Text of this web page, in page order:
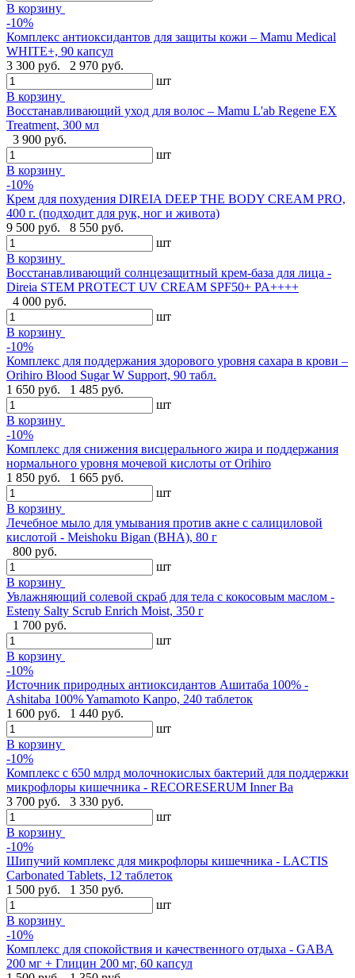
В корзину
-10%
Комплекс антиоксидантов для защиты кожи – Mamu Medical
WHITE+, 90 капсул
3 300 руб.
2 970 руб.
шт
В корзину
Восстанавливающий уход для волос – Mamu L'ab Regene EX
Treatment, 300 мл
3 900 руб.
шт
В корзину
-10%
Крем для похудения DIREIA DEEP THE BODY CREAM PRO,
400 г. (подходит для рук, ног и живота)
9 500 руб.
8 550 руб.
шт
В корзину
Восстанавливающий солнцезащитный крем-база для лица -
Direia STEM PROTECT UV CREAM SPF50+ PA++++
4 000 руб.
шт
В корзину
-10%
Комплекс для поддержания здорового уровня сахара в крови –
Orihiro Blood Sugar W Support, 90 табл.
1 650 руб.
1 485 руб.
шт
В корзину
-10%
Комплекс для снижения висцерального жира и поддержания
нормального уровня мочевой кислоты от Orihiro
1 850 руб.
1 665 руб.
шт
В корзину
Лечебное мыло для умывания против акне с салициловой
кислотой - Meishoku Bigan (BHA), 80 г
800 руб.
шт
В корзину
Увлажняющий солевой скраб для тела с кокосовым маслом -
Esteny Salty Scrub Enrich Moist, 350 г
1 700 руб.
шт
В корзину
-10%
Источник природных антиоксидантов Ашитаба 100% -
Ashitaba 100% Yamamoto Kanpo, 240 таблеток
1 600 руб.
1 440 руб.
шт
В корзину
-10%
Комплекс с 650 млрд молочнокислых бактерий для поддержки
микрофлоры кишечника - RECORESERUM Inner Ba
3 700 руб.
3 330 руб.
шт
В корзину
-10%
Шипучий комплекс для микрофлоры кишечника - LACTIS
Carbonated Tablets, 12 таблеток
1 500 руб.
1 350 руб.
шт
В корзину
-10%
Комплекс для спокойствия и качественного отдыха - GABA
200 мг + Глицин 200 мг, 60 капсул